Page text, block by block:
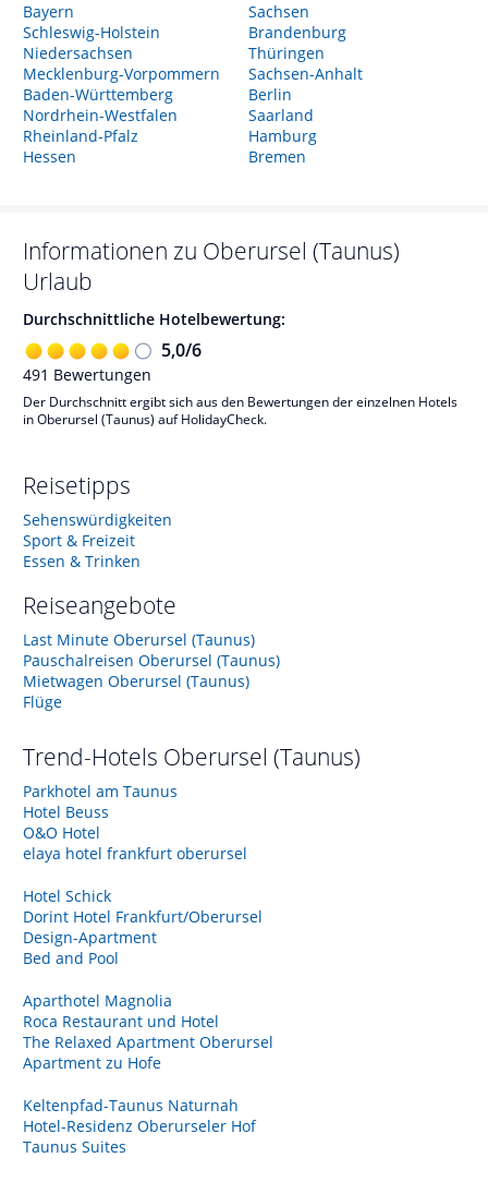
Bayern
Schleswig-Holstein
Niedersachsen
Mecklenburg-Vorpommern
Baden-Württemberg
Nordrhein-Westfalen
Rheinland-Pfalz
Hessen
Sachsen
Brandenburg
Thüringen
Sachsen-Anhalt
Berlin
Saarland
Hamburg
Bremen
Informationen zu Oberursel (Taunus)
Urlaub
Durchschnittliche Hotelbewertung:
5,0/6
491 Bewertungen
Der Durchschnitt ergibt sich aus den Bewertungen der einzelnen Hotels
in Oberursel (Taunus) auf HolidayCheck.
Reisetipps
Sehenswürdigkeiten
Sport & Freizeit
Essen & Trinken
Reiseangebote
Last Minute Oberursel (Taunus)
Pauschalreisen Oberursel (Taunus)
Mietwagen Oberursel (Taunus)
Flüge
Trend-Hotels Oberursel (Taunus)
Parkhotel am Taunus
Hotel Beuss
O&O Hotel
elaya hotel frankfurt oberursel
Hotel Schick
Dorint Hotel Frankfurt/Oberursel
Design-Apartment
Bed and Pool
Aparthotel Magnolia
Roca Restaurant und Hotel
The Relaxed Apartment Oberursel
Apartment zu Hofe
Keltenpfad-Taunus Naturnah
Hotel-Residenz Oberurseler Hof
Taunus Suites